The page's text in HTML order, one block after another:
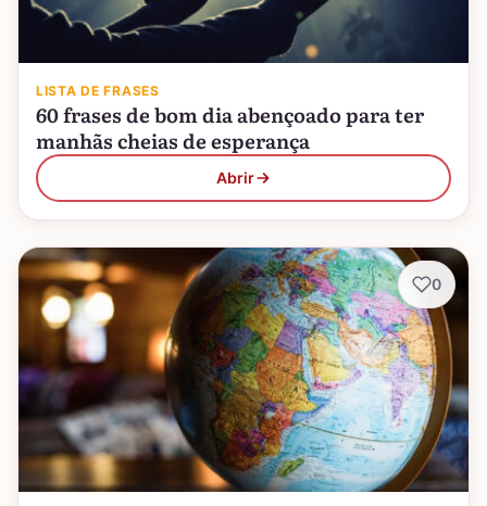
LISTA DE FRASES
60 frases de bom dia abençoado para ter
manhãs cheias de esperança
Abrir
0